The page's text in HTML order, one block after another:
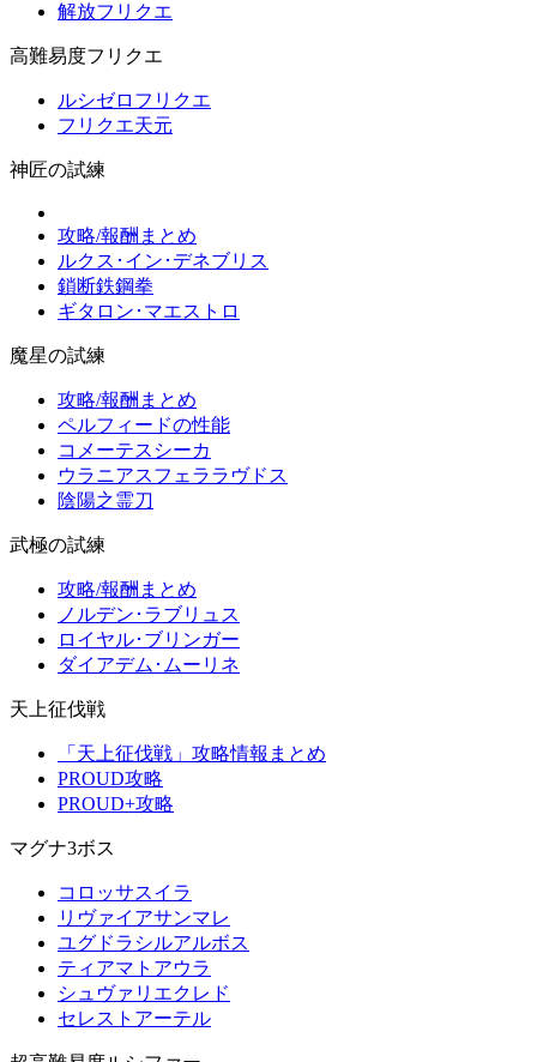
解放フリクエ
高難易度フリクエ
ルシゼロフリクエ
フリクエ天元
神匠の試練
攻略/報酬まとめ
ルクス･イン･デネブリス
鎖断鉄鋼拳
ギタロン･マエストロ
魔星の試練
攻略/報酬まとめ
ペルフィードの性能
コメーテスシーカ
ウラニアスフェララヴドス
陰陽之霊刀
武極の試練
攻略/報酬まとめ
ノルデン･ラブリュス
ロイヤル･ブリンガー
ダイアデム･ムーリネ
天上征伐戦
「天上征伐戦」攻略情報まとめ
PROUD攻略
PROUD+攻略
マグナ3ボス
コロッサスイラ
リヴァイアサンマレ
ユグドラシルアルボス
ティアマトアウラ
シュヴァリエクレド
セレストアーテル